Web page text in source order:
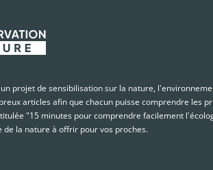
projet de sensibilisation sur la nature,
articles afin que chacun puisse comprendre les
"15 minutes pour comprendre facilement
de la nature à offrir pour vos proches.